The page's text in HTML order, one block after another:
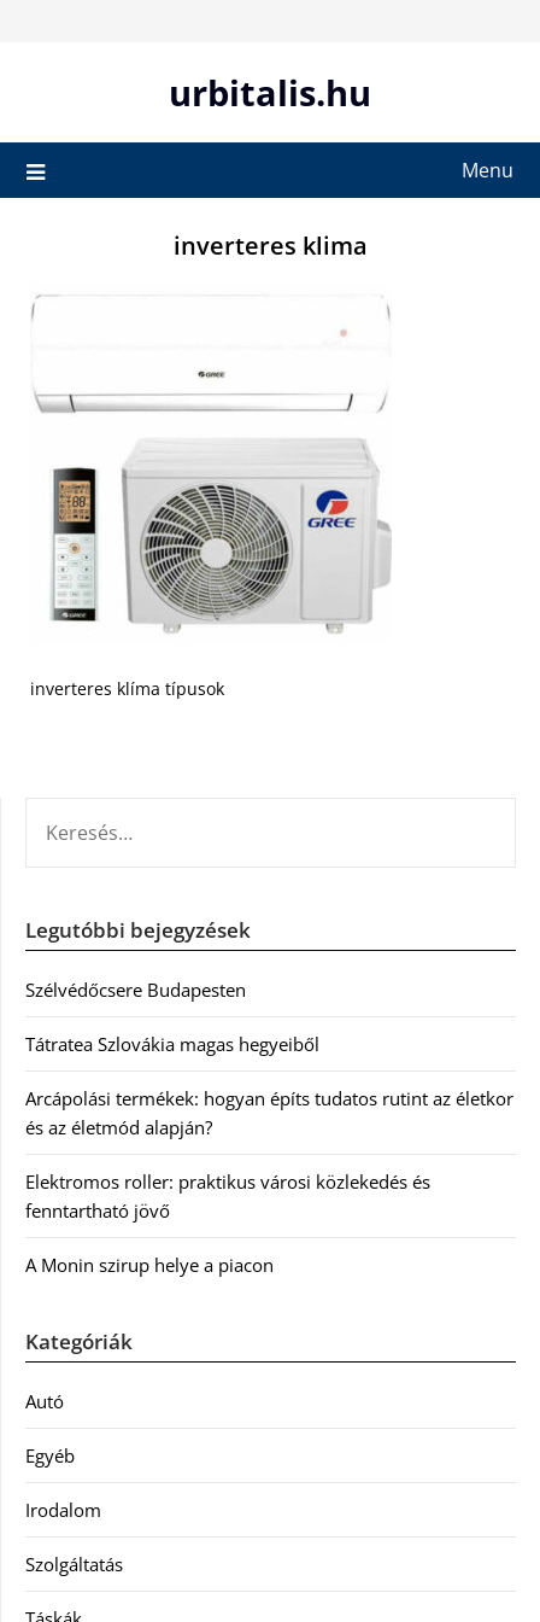
urbitalis.hu
Menu
inverteres klima
inverteres klíma típusok
Legutóbbi bejegyzések
Szélvédőcsere Budapesten
Tátratea Szlovákia magas hegyeiből
Arcápolási termékek: hogyan építs tudatos rutint az életkor
és az életmód alapján?
Elektromos roller: praktikus városi közlekedés és
fenntartható jövő
A Monin szirup helye a piacon
Kategóriák
Autó
Egyéb
Irodalom
Szolgáltatás